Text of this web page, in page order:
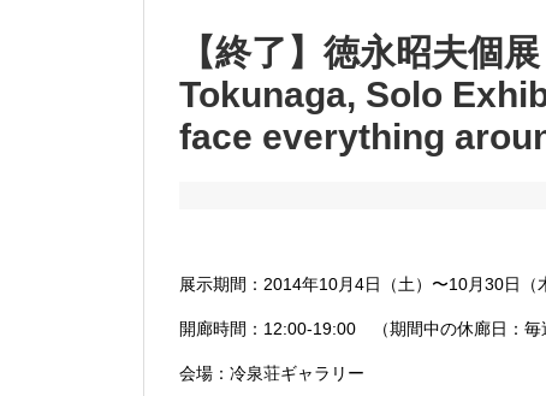
【終了】徳永昭夫
Tokunaga, Solo
face everything
展示期間：2014年10月4日（土）〜10月30日
開廊時間：12:00-19:00 （期間中の休廊日：毎
会場：冷泉荘ギャラリー